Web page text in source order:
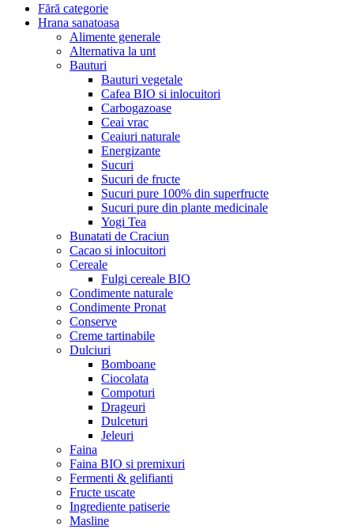
Fără categorie
Hrana sanatoasa
Alimente generale
Alternativa la unt
Bauturi
Bauturi vegetale
Cafea BIO si inlocuitori
Carbogazoase
Ceai vrac
Ceaiuri naturale
Energizante
Sucuri
Sucuri de fructe
Sucuri pure 100% din superfructe
Sucuri pure din plante medicinale
Yogi Tea
Bunatati de Craciun
Cacao si inlocuitori
Cereale
Fulgi cereale BIO
Condimente naturale
Condimente Pronat
Conserve
Creme tartinabile
Dulciuri
Bomboane
Ciocolata
Compoturi
Drageuri
Dulceturi
Jeleuri
Faina
Faina BIO si premixuri
Fermenti & gelifianti
Fructe uscate
Ingrediente patiserie
Masline